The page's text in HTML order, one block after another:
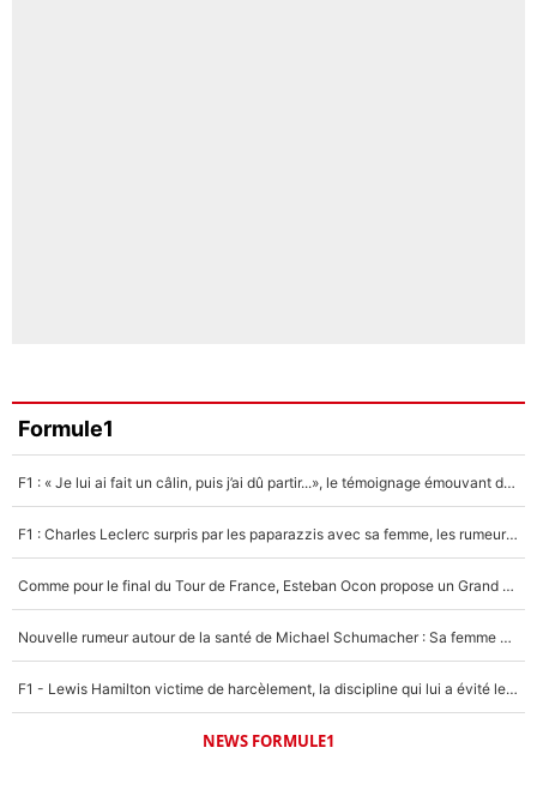
Formule1
F1 : « Je lui ai fait un câlin, puis j’ai dû partir...», le témoignage émouvant de Max Verstappen sur sa fille
F1 : Charles Leclerc surpris par les paparazzis avec sa femme, les rumeurs étaient vraies !
Comme pour le final du Tour de France, Esteban Ocon propose un Grand Prix de Formule 1 à Paris : «Autour de l’Arc de Triomphe, ce serait génial» !
Nouvelle rumeur autour de la santé de Michael Schumacher : Sa femme Corinna sort du silence
F1 - Lewis Hamilton victime de harcèlement, la discipline qui lui a évité le pire : «J'aurais probablement mal tourné»
NEWS FORMULE1